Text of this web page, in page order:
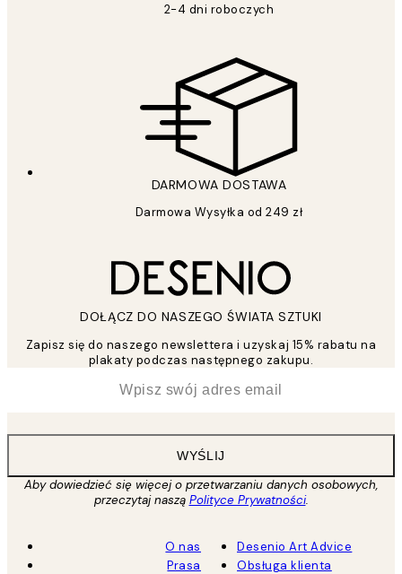
2-4 dni roboczych
DARMOWA DOSTAWA
Darmowa Wysyłka od 249 zł
DOŁĄCZ DO NASZEGO ŚWIATA SZTUKI
Zapisz się do naszego newslettera i uzyskaj 15% rabatu na
plakaty podczas następnego zakupu.
WYŚLIJ
Aby dowiedzieć się więcej o przetwarzaniu danych osobowych,
przeczytaj naszą Polityce Prywatności.
O nas
Prasa
Desenio Art Advice
Obsługa klienta